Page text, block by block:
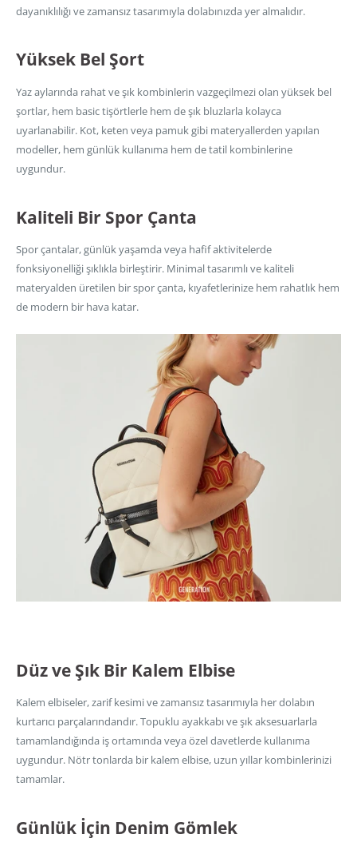
dayanıklılığı ve zamansız tasarımıyla dolabınızda yer almalıdır.
Yüksek Bel Şort
Yaz aylarında rahat ve şık kombinlerin vazgeçilmezi olan yüksek bel
şortlar, hem basic tişörtlerle hem de şık bluzlarla kolayca
uyarlanabilir. Kot, keten veya pamuk gibi materyallerden yapılan
modeller, hem günlük kullanıma hem de tatil kombinlerine
uygundur.
Kaliteli Bir Spor Çanta
Spor çantalar, günlük yaşamda veya hafif aktivitelerde
fonksiyonelliği şıklıkla birleştirir. Minimal tasarımlı ve kaliteli
materyalden üretilen bir spor çanta, kıyafetlerinize hem rahatlık hem
de modern bir hava katar.
Düz ve Şık Bir Kalem Elbise
Kalem elbiseler, zarif kesimi ve zamansız tasarımıyla her dolabın
kurtarıcı parçalarındandır. Topuklu ayakkabı ve şık aksesuarlarla
tamamlandığında iş ortamında veya özel davetlerde kullanıma
uygundur. Nötr tonlarda bir kalem elbise, uzun yıllar kombinlerinizi
tamamlar.
Günlük İçin Denim Gömlek